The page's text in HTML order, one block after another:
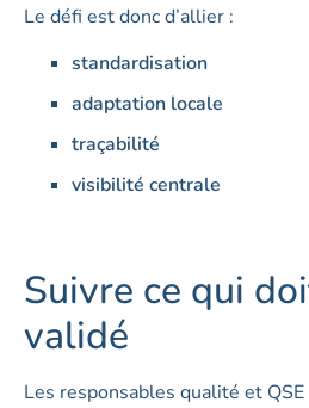
Le défi est donc d’allier :
standardisation
adaptation locale
traçabilité
visibilité centrale
Suivre ce qui
validé
Les responsables qualité et